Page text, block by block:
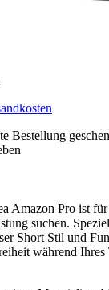
Bestellung
Amazon Pro ist
suchen.
Short Stil und
während Ihres